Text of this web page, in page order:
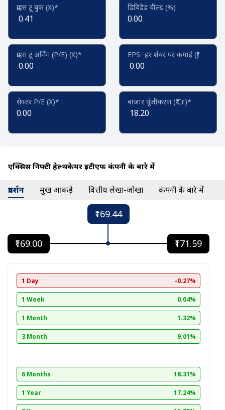
प्राइस टू बुक (X)*
0.41
डिविडेंड यील्ड (%)
0.00
प्राइस टू अर्निंग (P/E) (X)*
0.00
EPS- हर शेयर पर कमाई (₹)
0.00
सेक्टर P/E (X)*
0.00
बाजार पूंजीकरण (₹ Cr.)*
18.20
एक्सिस निफ्टी हेल्थकेयर ईटीएफ कंपनी के बारे में
प्रदर्शन प्रमुख आंकड़े वित्तीय लेखा-जोखा कंपनी के बारे में
₹169.44
₹169.00 ₹171.59
1 Day -0.27%
1 Week 0.04%
1 Month 1.32%
3 Month 9.01%
6 Months 18.31%
1 Year 17.24%